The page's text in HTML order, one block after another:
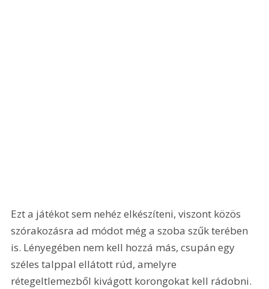
Ezt a játékot sem nehéz elkészíteni, viszont közös
szórakozásra ad módot még a szoba szűk terében
is. Lényegében nem kell hozzá más, csupán egy
széles talppal ellátott rúd, amelyre
rétegeltlemezből kivágott korongokat kell rádobni.